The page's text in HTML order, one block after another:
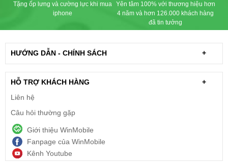
Tặng ốp lưng và cường lực khi mua
iphone
Yên tâm 100% với thương hiệu hơn
4 năm và hơn 126.000 khách hàng
đã tin tưởng
HƯỚNG DẪN - CHÍNH SÁCH +
HỖ TRỢ KHÁCH HÀNG
+
Liên hệ
Câu hỏi thường gặp
Giới thiệu WinMobile
Fanpage của WinMobile
Kênh Youtube